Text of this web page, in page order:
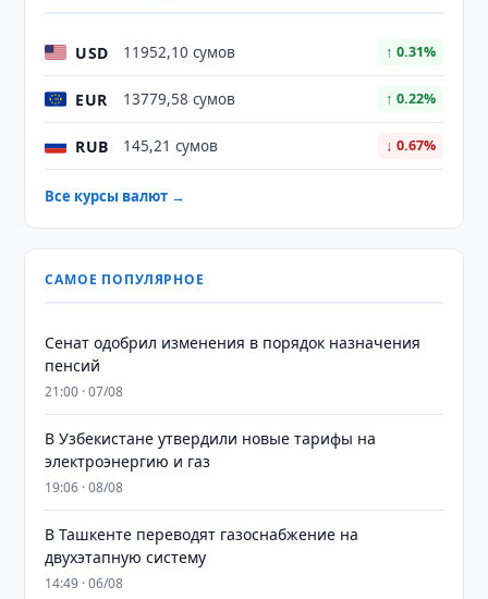
USD 11952,10 сумов ↑ 0.31%
EUR 13779,58 сумов ↑ 0.22%
RUB 145,21 сумов ↓ 0.67%
Все курсы валют →
САМОЕ ПОПУЛЯРНОЕ
Сенат одобрил изменения в порядок назначения
пенсий
21:00 · 07/08
В Узбекистане утвердили новые тарифы на
электроэнергию и газ
19:06 · 08/08
В Ташкенте переводят газоснабжение на
двухэтапную систему
14:49 · 06/08